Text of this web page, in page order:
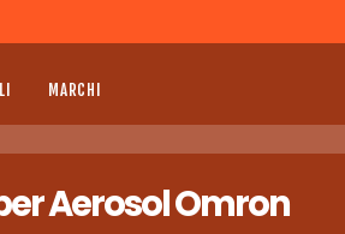
MARCHI
Aerosol Omron